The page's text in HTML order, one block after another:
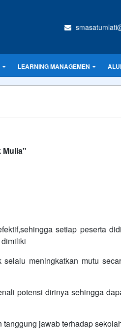
LEARNING MANAGEMEN
Mulia"
setiap peserta
meningkatkan mutu
potensi dirinya sehingga
jawab terhadap